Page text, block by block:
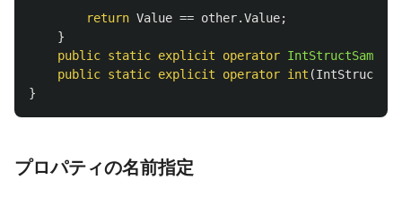
return Value == other.Value;
}
public static explicit operator IntStructSample
public static explicit operator int (
}
プロパティの名前指定